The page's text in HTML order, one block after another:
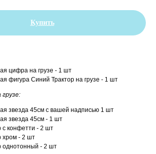
Купить
цифра на грузе - 1 шт
фигура Синий Трактор на грузе - 1 шт
грузе:
звезда 45см с вашей надписью 1 шт
звезда 45см - 1 шт
с конфетти - 2 шт
хром - 2 шт
однотонный - 2 шт